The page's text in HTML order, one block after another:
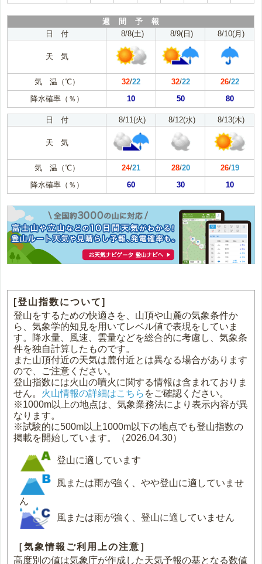
週 間 予 報
日 付
8/8(土) 8/9(日) 8/10(月)
天 気
気 温（℃） 32/22 32/22 26/22
降水確率（％）
10 50 80
日 付 8/11(火) 8/12(水) 8/13(木)
天 気
気 温（℃） 24/21 28/20 26/19
降水確率（％）
60 30 10
[登山指数について]
登山をするための快適さを、山頂や山麓の気象条件か
ら、気象学的知見を用いてレベル値で表現をしていま
す。降水量、風速、雲量などを総合的に考慮し、気象条
件を独自計算したものです。
また山頂付近の天気は麓付近とは異なる場合があります
ので、ご注意ください。
登山指数には火山の噴火に関する情報は含まれておりま
せん。 火山情報の詳細はこちら をご確認ください。
※1000m以上の地点は、気象業務法により表示内容が異
なります。
※試験的に500m以上1000m以下の地点でも登山指数の
掲載を開始しています。（2026.04.30）
登山に適しています
風または雨が強く、やや登山に適していませ
ん
風または雨が強く、登山に適していません
［気象情報ご利用上の注意］
高度別の値は気象庁が作成した天気予報の基となる数値